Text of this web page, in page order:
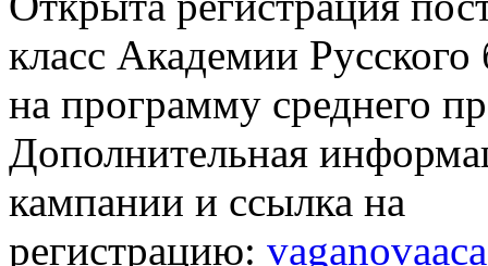
класс Академии
на программу среднего
Дополнительная
кампании и ссылка на
регистрацию: